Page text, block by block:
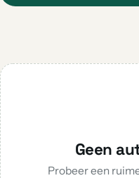
Geen
Probeer een